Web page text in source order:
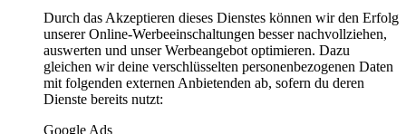
Durch das Akzeptieren dieses Dienstes können wir den Erfolg
unserer Online-Werbeeinschaltungen besser nachvollziehen,
auswerten und unser Werbeangebot optimieren. Dazu
gleichen wir deine verschlüsselten personenbezogenen Daten
mit folgenden externen Anbietenden ab, sofern du deren
Dienste bereits nutzt:
Google Ads